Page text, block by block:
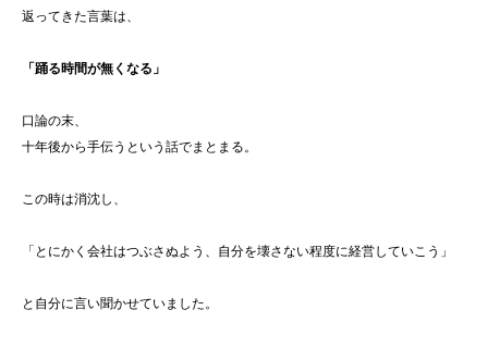
返ってきた言葉は、
「踊る時間が無くなる」
口論の末、
十年後から手伝うという話でまとまる。
この時は消沈し、
「とにかく会社はつぶさぬよう、自分を壊さない程度に経営していこう」
と自分に言い聞かせていました。